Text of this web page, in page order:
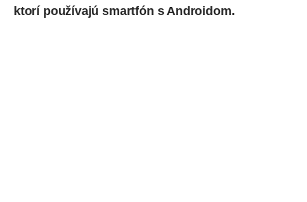
ktorí používajú smartfón s Androidom.